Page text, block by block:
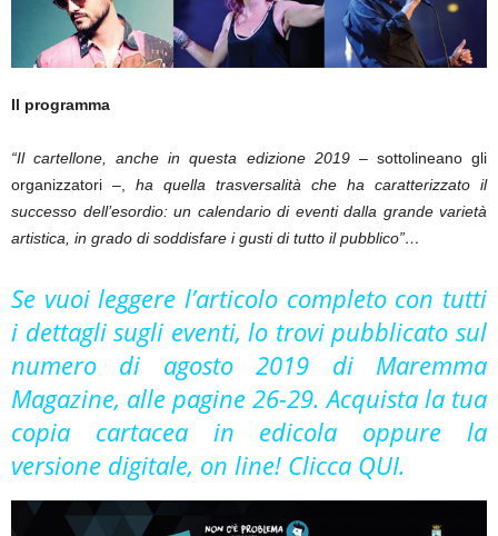
Il programma
“Il cartellone, anche in questa edizione 2019– sottolineano gli
organizzatori –, ha quella trasversalità che ha caratterizzato il
successo dell’esordio: un calendario di eventi dalla grande varietà
artistica, in grado di soddisfare i gusti di tutto il pubblico”…
Se vuoi leggere l’articolo completo con tutti
i dettagli sugli eventi, lo trovi pubblicato sul
numero di agosto 2019 di Maremma
Magazine, alle pagine 26-29. Acquista la tua
copia cartacea in edicola oppure la
versione digitale, on line! Clicca QUI.